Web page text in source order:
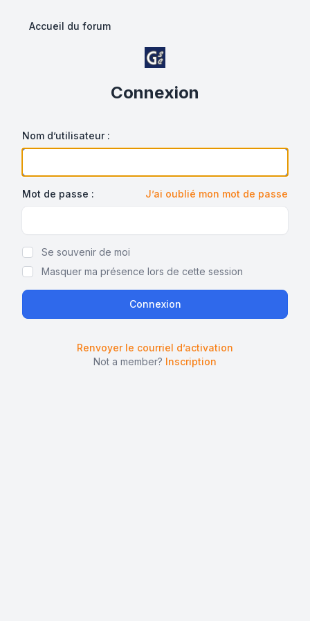
Accueil du forum
Connexion
Nom d’utilisateur :
Mot de passe : J’ai oublié mon mot de passe
Se souvenir de moi
Masquer ma présence lors de cette session
Renvoyer le courriel d’activation
Not a member? Inscription